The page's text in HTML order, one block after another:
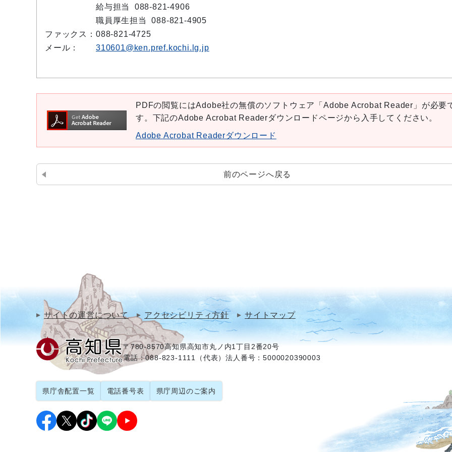
給与担当 088-821-4906
職員厚生担当 088-821-4905
ファックス： 088-821-4725
メール：
310601@ken.pref.kochi.lg.jp
PDFの閲覧にはAdobe社の無償のソフトウェア「Adobe Acrobat Reader」が必要
す。下記のAdobe Acrobat Readerダウンロードページから入手してください。
Adobe Acrobat Readerダウンロード
前のページへ戻る
サイトの運営について アクセシビリティ方針 サイトマップ
〒780-8570高知県高知市丸ノ内1丁目2番20号
電話：088-823-1111（代表）法人番号：5000020390003
県庁舎配置一覧 電話番号表 県庁周辺のご案内